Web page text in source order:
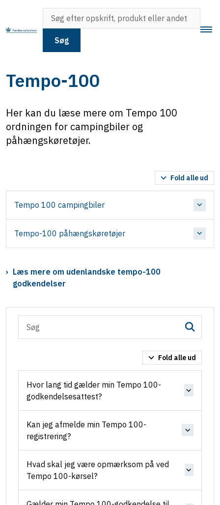
Søg
Tempo-100
Her kan du læse mere om Tempo 100
ordningen for campingbiler og
påhængskøretøjer.
Fold alle ud
Tempo 100 campingbiler
Tempo-100 påhængskøretøjer
Læs mere om udenlandske tempo-100
godkendelser
Fold alle ud
Hvor lang tid gælder min Tempo 100-
godkendelsesattest?
Kan jeg afmelde min Tempo 100-
registrering?
Hvad skal jeg være opmærksom på ved
Tempo 100-kørsel?